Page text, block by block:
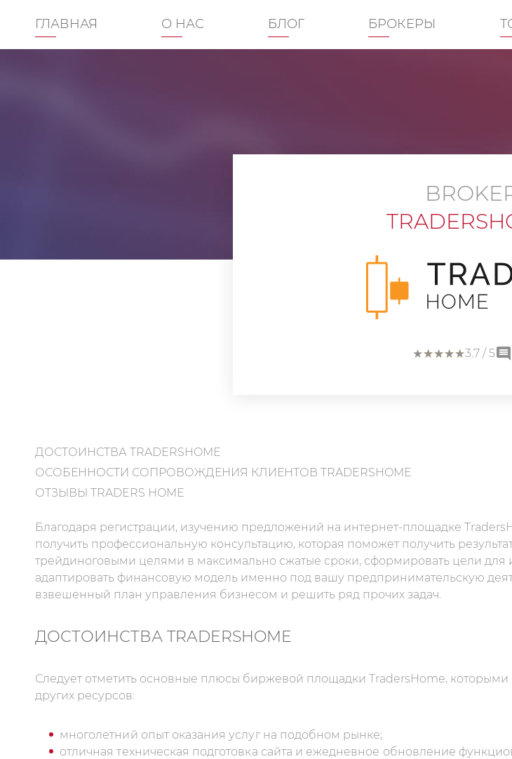
ГЛАВНАЯ О НАС БЛОГ БРОКЕРЫ
★★
★★
★★
★★
★★
3.7 / 5
ДОСТОИНСТВА TRADERSHOME
ОСОБЕННОСТИ СОПРОВОЖДЕНИЯ КЛИЕНТОВ TRADERSHOME
ОТЗЫВЫ TRADERS HOME
Благодаря регистрации, изучению предложений на интернет-площадке
получить профессиональную консультацию, которая поможет получить
трейдиноговыми целями в максимально сжатые сроки, сформировать цели для
адаптировать финансовую модель именно под вашу предпринимательскую
взвешенный план управления бизнесом и решить ряд прочих задач.
ДОСТОИНСТВА TRADERSHOME
Следует отметить основные плюсы биржевой площадки TradersHome, которыми
других ресурсов:
многолетний опыт оказания услуг на подобном рынке;
отличная техническая подготовка сайта и ежедневное обновление